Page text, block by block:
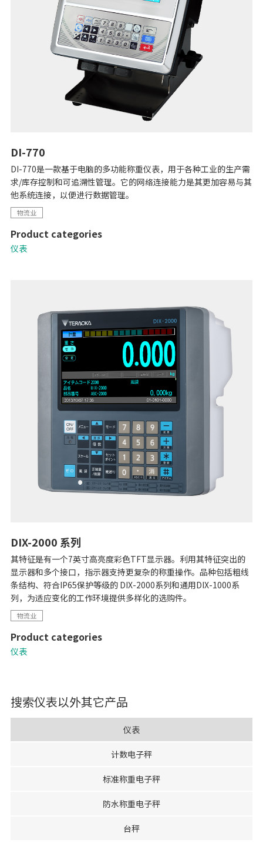
DI-770
DI-770是一款基于电脑的多功能称重仪表，用于各种工业的生产需
求/库存控制和可追溯性管理。它的网络连接能力是其更加容易与其
他系统连接，以便进行数据管理。
物流业
Product categories
仪表
DIX-2000 系列
其特征是有一个7英寸高亮度彩色TFT显示器。利用其特征突出的
显示器和多个接口，指示器支持更复杂的称重操作。品种包括粗线
条结构、符合IP65保护等级的 DIX-2000系列和通用DIX-1000系
列，为适应变化的工作环境提供多样化的选购件。
物流业
Product categories
仪表
搜索仪表以外其它产品
仪表
计数电子秤
标准称重电子秤
防水称重电子秤
台秤